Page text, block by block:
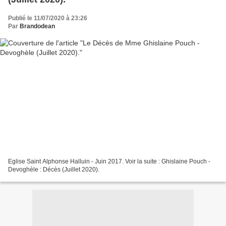
Publié le 11/07/2020 à 23:26
Par Brandodean
Eglise Saint Alphonse Halluin - Juin 2017. Voir la suite : Ghislaine Pouch -
Devoghèle : Décès (Juillet 2020).